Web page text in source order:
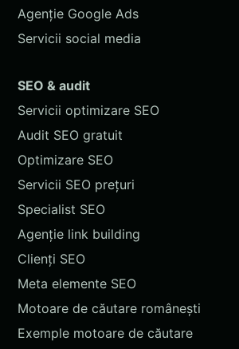
Agenție Google Ads
Servicii social media
SEO & audit
Servicii optimizare SEO
Audit SEO gratuit
Optimizare SEO
Servicii SEO prețuri
Specialist SEO
Agenție link building
Clienți SEO
Meta elemente SEO
Motoare de căutare românești
Exemple motoare de căutare